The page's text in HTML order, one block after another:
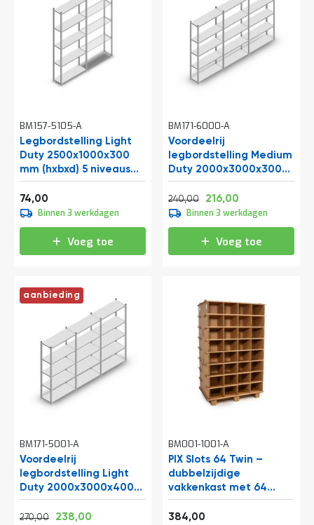
BM157-5105-A
Legbordstelling Light
Duty 2500x1000x300
mm (hxbxd) 5 niveaus
beginsectie
Vanaf
74,00
Binnen 3 werkdagen
Voeg toe
BM171-6000-A
Voordeelrij
legbordstelling Medium
Duty 2000x3000x300
mm (hxbxd) 5 niveaus
verzinkt
Normale prijs
240,00 290,40
Vanaf
216,00
Binnen 3 werkdagen
Voeg toe
aanbieding
BM171-5001-A
Voordeelrij
legbordstelling Light
Duty 2000x3000x400
mm (hxbxd) 5 niveaus
Normale prijs
270,00 326,70
Vanaf
238,00
BM001-1001-A
PIX Slots 64 Twin –
dubbelzijdige
vakkenkast met 64
medium vakken
Vanaf
384,00